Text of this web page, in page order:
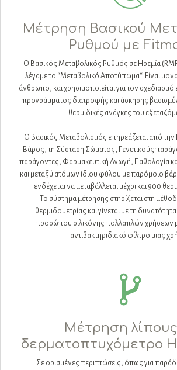
Μέτρηση Βασικού
Ρυθμού με
Ο Βασικός Μεταβολικός Ρυθμός σε Ηρεμία
λέγαμε το “Μεταβολικό Αποτύπωμα“. Είναι
άνθρωπο, και χρησιμοποιείται για τον
προγράμματος διατροφής και άσκησης
θερμιδικές ανάγκες του
Ο Βασικός Μεταβολισμός επηρεάζεται από την
Βάρος, τη Σύσταση Σώματος, Γενετικούς
παράγοντες, Φαρμακευτική Αγωγή, Παθολογία
και μεταξύ ατόμων ίδιου φύλου με παρόμοιο
ενδέχεται να μεταβάλλεται μέχρι και 900
To σύστημα μέτρησης στηρίζεται στη
θερμιδομετρίας και γίνεται με τη
προσώπου σιλικόνης πολλαπλών χρήσεων
αντιβακτηριδιακό φίλτρο μιας
Μέτρηση
δερματοπτυχόμετρο
Σε ορισμένες περιπτώσεις, όπως για